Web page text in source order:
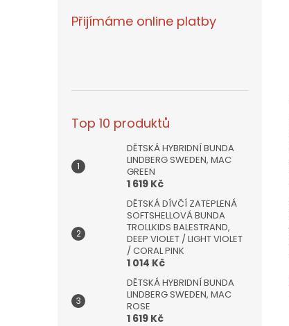
Přijímáme online platby
Top 10 produktů
DĚTSKÁ HYBRIDNÍ BUNDA
LINDBERG SWEDEN, MAC
GREEN
1 619 Kč
DĚTSKÁ DÍVČÍ ZATEPLENÁ
SOFTSHELLOVÁ BUNDA
TROLLKIDS BALESTRAND,
DEEP VIOLET / LIGHT VIOLET
/ CORAL PINK
1 014 Kč
DĚTSKÁ HYBRIDNÍ BUNDA
LINDBERG SWEDEN, MAC
ROSE
1 619 Kč